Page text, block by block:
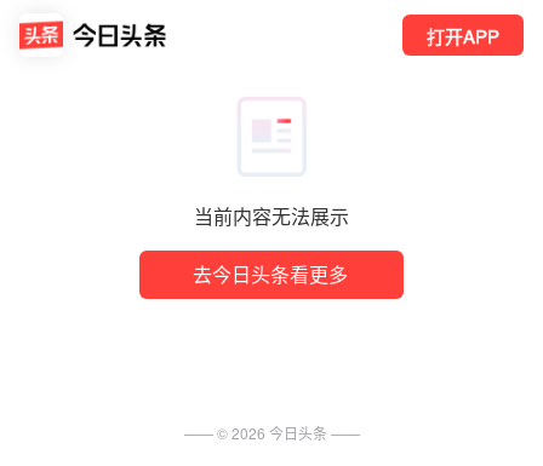
当前内容无法展示
去今日头条看更多
打开APP
—— ©2026 今日头条 ——